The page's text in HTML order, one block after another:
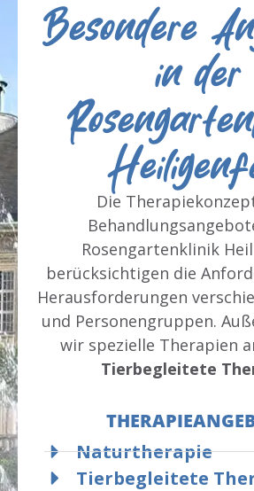
Besondere
in der
Die
Rosengartenklinik
berücksichtigen die
Herausforderungen
und Personengruppen.
wir spezielle Therapien
Tierbegleitete
Naturtherapie
Tierbegleitete